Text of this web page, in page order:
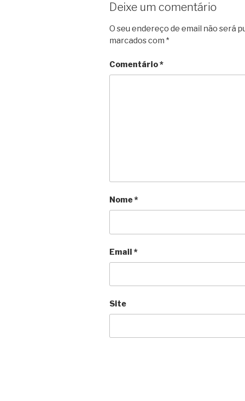
Deixe um comentário
O seu endereço de email não será
marcados com *
Comentário*
Nome*
Email *
Site